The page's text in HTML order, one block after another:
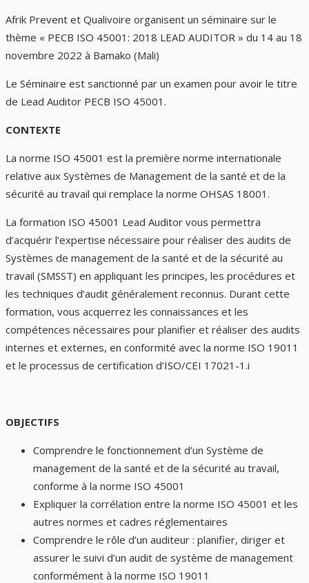
Afrik Prevent et Qualivoire organisent un séminaire sur le
thème « PECB ISO 45001: 2018 LEAD AUDITOR » du 14 au 18
novembre 2022 à Bamako (Mali)
Le Séminaire est sanctionné par un examen pour avoir le titre
de Lead Auditor PECB ISO 45001.
CONTEXTE
La norme ISO 45001 est la première norme internationale
relative aux Systèmes de Management de la santé et de la
sécurité au travail qui remplace la norme OHSAS 18001.
La formation ISO 45001 Lead Auditor vous permettra
d’acquérir l’expertise nécessaire pour réaliser des audits de
Systèmes de management de la santé et de la sécurité au
travail (SMSST) en appliquant les principes, les procédures et
les techniques d’audit généralement reconnus. Durant cette
formation, vous acquerrez les connaissances et les
compétences nécessaires pour planifier et réaliser des audits
internes et externes, en conformité avec la norme ISO 19011
et le processus de certification d’ISO/CEI 17021-1.i
OBJECTIFS
Comprendre le fonctionnement d’un Système de
management de la santé et de la sécurité au travail,
conforme à la norme ISO 45001
Expliquer la corrélation entre la norme ISO 45001 et les
autres normes et cadres réglementaires
Comprendre le rôle d’un auditeur : planifier, diriger et
assurer le suivi d’un audit de système de management
conformément à la norme ISO 19011